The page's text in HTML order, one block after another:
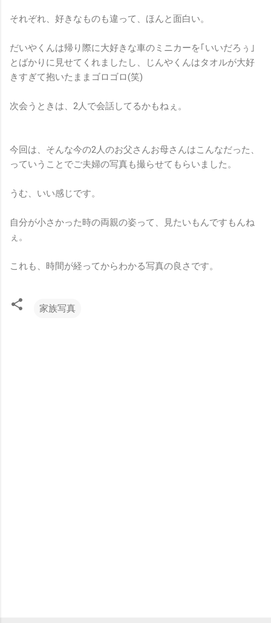
それぞれ、好きなものも違って、ほんと面白い。
だいやくんは帰り際に大好きな車のミニカーを｢いいだろぅ｣
とばかりに見せてくれましたし、じんやくんはタオルが大好
きすぎて抱いたままゴロゴロ(笑)
次会うときは、2人で会話してるかもねぇ。
今回は、そんな今の2人のお父さんお母さんはこんなだった、
っていうことでご夫婦の写真も撮らせてもらいました。
うむ、いい感じです。
自分が小さかった時の両親の姿って、見たいもんですもんね
ぇ。
これも、時間が経ってからわかる写真の良さです。
家族写真